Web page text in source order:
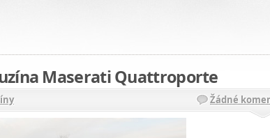
Maserati Quattroporte
Žádné